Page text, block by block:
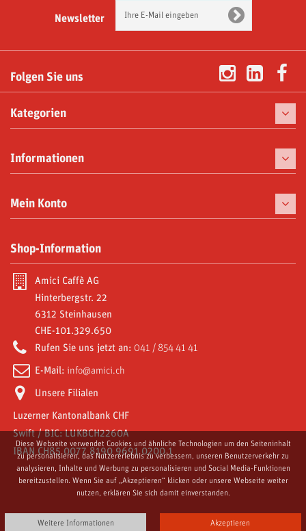
Newsletter
Folgen Sie uns
Kategorien
Kaffee
Kaffeemaschinen
Tassen
Moka und Zubehör
Abonnements
Amici World
Informationen
Mein Konto
Meine Bestellungen
Meine Gutschriften
Meine Adressen
Meine persönlichen Daten
Meine Gutscheine
Shop-Information
Amici Caffè AG
Hinterbergstr. 22
6312 Steinhausen
CHE-101.329.650
Rufen Sie uns jetzt an: 041 / 854 41 41
E-Mail: info@amici.ch
Unsere Filialen
Luzerner Kantonalbank CHF
Swift / BIC: LUKBCH2260A
IBAN CH85 0077 8190 9691 0200 1
Diese Webseite verwendet Cookies und ähnliche Technologien um den Seiteninhalt
zu personalisieren, das Nutzererlebnis zu verbessern, unseren Benutzerverkehr zu
analysieren, Inhalte und Werbung zu personalisieren und Social Media-Funktionen
bereitzustellen. Wenn Sie auf „Akzeptieren“ klicken oder unsere Webseite weiter
nutzen, erklären Sie sich damit einverstanden.
Weitere Informationen Akzeptieren